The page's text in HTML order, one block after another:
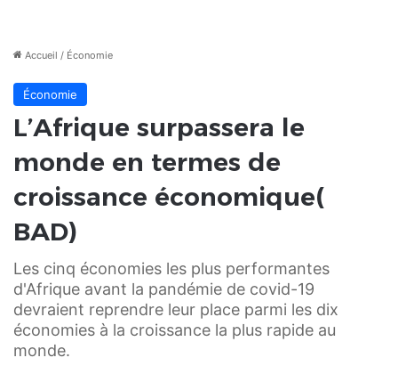
Accueil / Économie
Économie
L’Afrique surpassera le
monde en termes de
croissance économique(
BAD)
Les cinq économies les plus performantes
d'Afrique avant la pandémie de covid-19
devraient reprendre leur place parmi les dix
économies à la croissance la plus rapide au
monde.